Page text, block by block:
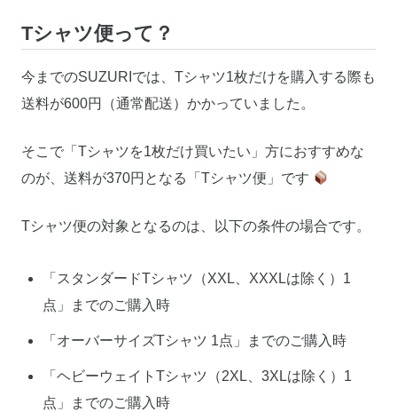
Tシャツ便って？
今までのSUZURIでは、Tシャツ1枚だけを購入する際も
送料が600円（通常配送）かかっていました。
そこで「Tシャツを1枚だけ買いたい」方におすすめな
のが、送料が370円となる「Tシャツ便」です
Tシャツ便の対象となるのは、以下の条件の場合です。
「スタンダードTシャツ（XXL、XXXLは除く）1
点」までのご購入時
「オーバーサイズTシャツ 1点」までのご購入時
「ヘビーウェイトTシャツ（2XL、3XLは除く）1
点」までのご購入時